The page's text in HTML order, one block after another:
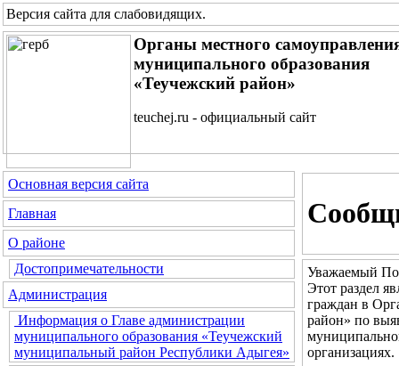
Версия сайта для слабовидящих.
Органы местного
муниципального образования
«Теучежский район»
teuchej.ru - официальный сайт
Основная версия сайта
Главная
О районе
Достопримечательности
Администрация
Информация о Главе администрации
муниципального образования «Теучежский
муниципальный район Республики Адыгея»
Уважаемый
Этот раздел
граждан в
район» по
организациях.